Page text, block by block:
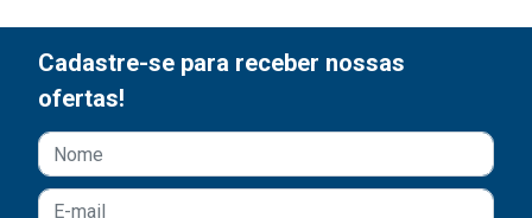
Cadastre-se para receber nossas
ofertas!